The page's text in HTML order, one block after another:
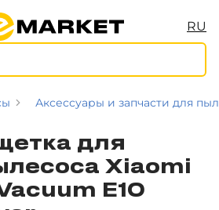
RU
Аксессуары и запчасти для
для
Xiaomi
E10